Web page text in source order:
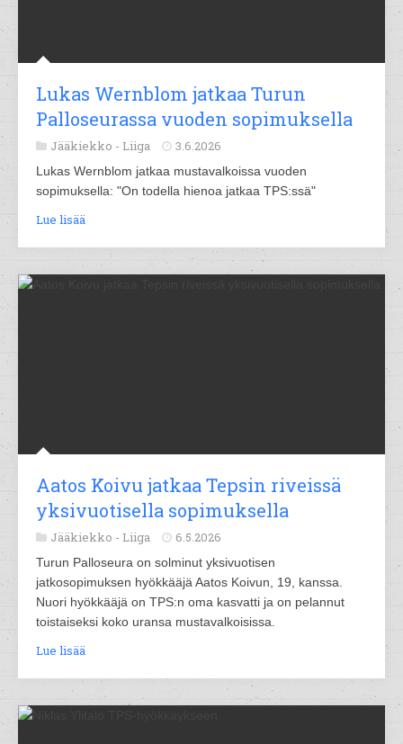
Lukas Wernblom jatkaa Turun
Palloseurassa vuoden sopimuksella
Jääkiekko - Liiga 3.6.2026
Lukas Wernblom jatkaa mustavalkoissa vuoden
sopimuksella: "On todella hienoa jatkaa TPS:ssä"
Lue lisää
Aatos Koivu jatkaa Tepsin riveissä
yksivuotisella sopimuksella
Jääkiekko - Liiga 6.5.2026
Turun Palloseura on solminut yksivuotisen
jatkosopimuksen hyökkääjä Aatos Koivun, 19, kanssa.
Nuori hyökkääjä on TPS:n oma kasvatti ja on pelannut
toistaiseksi koko uransa mustavalkoisissa.
Lue lisää